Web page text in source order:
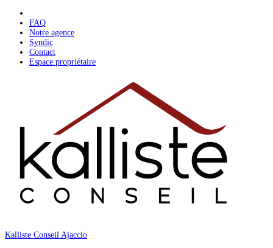
content
FAQ
Notre agence
Syndic
Contact
Espace propriétaire
Kalliste Conseil Ajaccio